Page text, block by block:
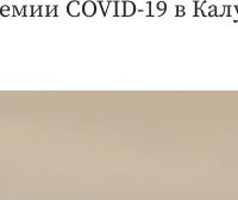
COVID-19 в